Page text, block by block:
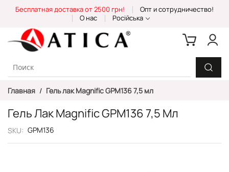
Content
Бесплатная доставка от 2500 грн!
Опт и сотрудничество!
О нас
Російська
Главная Гель лак Magnific GPM136 7,5 мл
Гель Лак Magnific GPM136 7,5 Мл
SKU GPM136